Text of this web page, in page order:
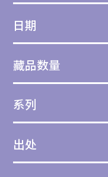
日期
藏品数量
系列
出处